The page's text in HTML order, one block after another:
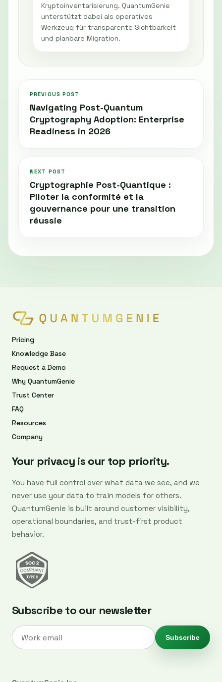
Kryptoinventarisierung. QuantumGenie
unterstützt dabei als operatives
Werkzeug für transparente Sichtbarkeit
und planbare Migration.
PREVIOUS POST
Navigating Post-Quantum
Cryptography Adoption: Enterprise
Readiness in 2026
NEXT POST
Cryptographie Post-Quantique :
Piloter la conformité et la
gouvernance pour une transition
réussie
Pricing
Knowledge Base
Request a Demo
Why QuantumGenie
Trust Center
FAQ
Resources
Company
Your privacy is our top priority.
You have full control over what data we see, and we
never use your data to train models for others.
QuantumGenie is built around customer visibility,
operational boundaries, and trust-first product
behavior.
Subscribe to our newsletter
Subscribe